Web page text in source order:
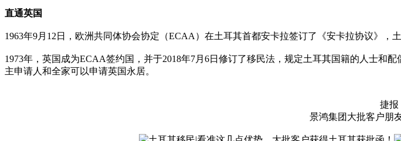
直通英国
1963年9月12日，欧洲共同体协会协定（ECAA）在土耳其首都安卡拉签订了《安卡拉协议》，
1973年，英国成为ECAA签约国，并于2018年7月6日修订了移民法，规定土耳其国籍的人士和
主申请人和全家可以申请英国永居。
捷报
景鸿集团大批客户朋